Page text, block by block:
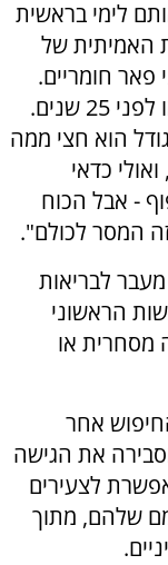
לימי בראשית
האמיתית של
חומריים.
"פתאום אני אומרת לחזקי - וואו, זה כמו לפני 25 שנים.
הוא חצי ממה
כדאי
- אבל הכוח
המסר לכולם".
לבריאות
הראשוני
מסחרית או
אחר
את הגישה
לצעירים
שלהם, מתוך